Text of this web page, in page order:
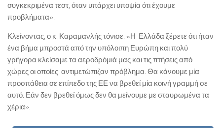
συγκεκριμένα τεστ, όταν υπάρχει υποψία ότι έχουμε
προβλήματα».
Κλείνοντας, ο κ. Καραμανλής τόνισε: «Η Ελλάδα ξέρετε ότι ήταν
ένα βήμα μπροστά από την υπόλοιπη Ευρώπη και πολύ
γρήγορα κλείσαμε τα αεροδρόμιά μας και τις πτήσεις από
χώρες οι οποίες αντιμετώπιζαν πρόβλημα. Θα κάνουμε μία
προσπάθεια σε επίπεδο της ΕΕ να βρεθεί μία κοινή γραμμή σε
αυτό. Εάν δεν βρεθεί όμως δεν θα μείνουμε με σταυρωμένα τα
χέρια».